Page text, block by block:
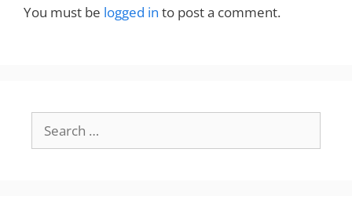
You must be logged in to post a comment.
for: